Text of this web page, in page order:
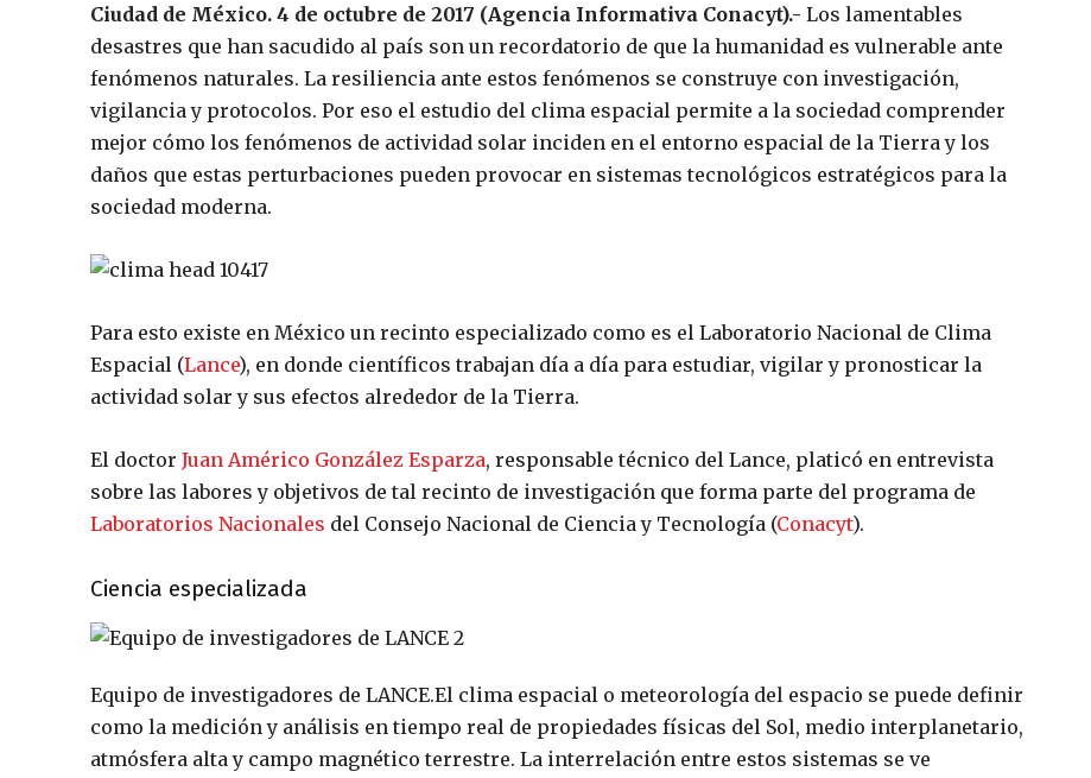
Ciudad de México. 4 de octubre de 2017 (Agencia Informativa Conacyt).- Los lamentables
desastres que han sacudido al país son un recordatorio de que la humanidad es vulnerable ante
fenómenos naturales. La resiliencia ante estos fenómenos se construye con investigación,
vigilancia y protocolos. Por eso el estudio del clima espacial permite a la sociedad comprender
mejor cómo los fenómenos de actividad solar inciden en el entorno espacial de la Tierra y los
daños que estas perturbaciones pueden provocar en sistemas tecnológicos estratégicos para la
sociedad moderna.
Para esto existe en México un recinto especializado como es el Laboratorio Nacional de Clima
Espacial (Lance), en donde científicos trabajan día a día para estudiar, vigilar y pronosticar la
actividad solar y sus efectos alrededor de la Tierra.
El doctor Juan Américo González Esparza, responsable técnico del Lance, platicó en entrevista
sobre las labores y objetivos de tal recinto de investigación que forma parte del programa de
Laboratorios Nacionales del Consejo Nacional de Ciencia y Tecnología (Conacyt).
Ciencia especializada
Equipo de investigadores de LANCE.El clima espacial o meteorología del espacio se puede definir
como la medición y análisis en tiempo real de propiedades físicas del Sol, medio interplanetario,
atmósfera alta y campo magnético terrestre. La interrelación entre estos sistemas se ve